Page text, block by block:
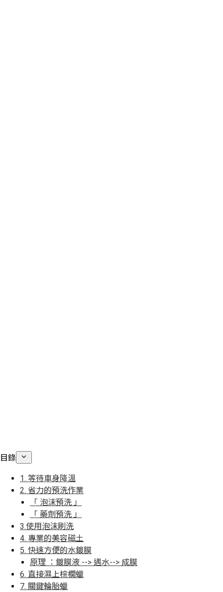
目錄
1. 等待車身降溫
2. 省力的預洗作業
「 泡沫預洗 」
「 藥劑預洗 」
3.使用泡沫刷洗
4. 專業的美容磁土
5. 快速方便的水鍍膜
原理 ：鍍膜液 --> 遇水--> 成膜
6. 直接濕上棕櫚蠟
7. 關鍵輪胎蠟